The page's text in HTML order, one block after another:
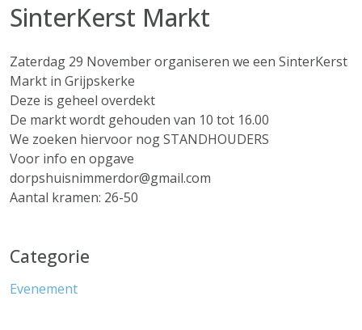
SinterKerst Markt
Zaterdag 29 November organiseren we een SinterKerst
Markt in Grijpskerke
Deze is geheel overdekt
De markt wordt gehouden van 10 tot 16.00
We zoeken hiervoor nog STANDHOUDERS
Voor info en opgave
dorpshuisnimmerdor@gmail.com
Aantal kramen: 26-50
Categorie
Evenement